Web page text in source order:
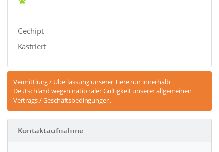
Gechipt
Kastriert
Vermittlung / Überlassung unserer Tiere nur innerhalb
Deutschland wegen nationaler Gültigkeit unserer allgemeinen
Vertrags / Geschäftsbedingungen.
Kontaktaufnahme